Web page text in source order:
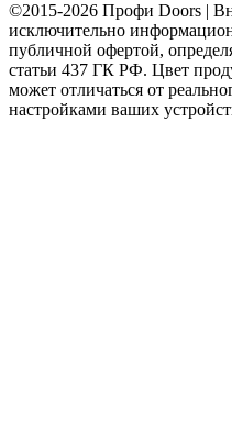
©2015-2026 Профи Doors |
исключительно
публичной офертой,
статьи 437 ГК РФ. Цвет
может отличаться от
настройками ваших